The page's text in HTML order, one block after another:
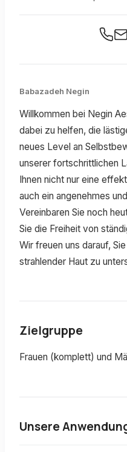
Babazadeh Negin
Willkommen bei Negin
dabei zu helfen, die
neues Level an
unserer fortschrittlichen
Ihnen nicht nur eine
auch ein angenehmes
Vereinbaren Sie noch
Sie die Freiheit von
Wir freuen uns darauf,
strahlender Haut zu
Zielgruppe
Frauen (komplett) und
Unsere